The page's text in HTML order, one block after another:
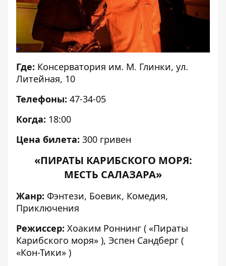
Где: Консерватория им. М. Глинки, ул.
Литейная, 10
Телефоны: 47-34-05
Когда: 18:00
Цена билета: 300 гривен
«ПИРАТЫ КАРИБСКОГО МОРЯ:
МЕСТЬ САЛАЗАРА»
Жанр: Фэнтези, Боевик, Комедия,
Приключения
Режиссер: Хоаким Роннинг ( «Пираты
Карибского моря» ), Эспен Сандберг (
«Кон-Тики» )